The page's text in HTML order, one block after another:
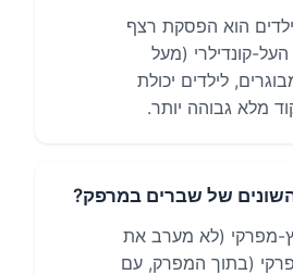
הוא הפסקת רצף
קונדילרי (מעל
לילדים יכולת
מלא גבוהה יותר.
של שברים במרפק?
מפרקי (לא מערב את
(בתוך המפרק, עם